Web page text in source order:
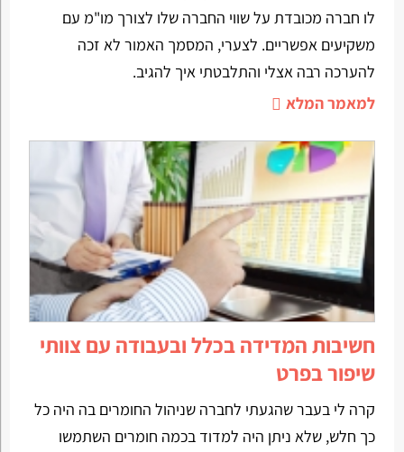
לו חברה מכובדת על שווי החברה שלו לצורך מו"מ עם
משקיעים אפשריים. לצערי, המסמך האמור לא זכה
להערכה רבה אצלי והתלבטתי איך להגיב.
למאמר המלא
חשיבות המדידה בכלל ובעבודה עם צוותי
שיפור בפרט
קרה לי בעבר שהגעתי לחברה שניהול החומרים בה היה כל
כך חלש, שלא ניתן היה למדוד בכמה חומרים השתמשו